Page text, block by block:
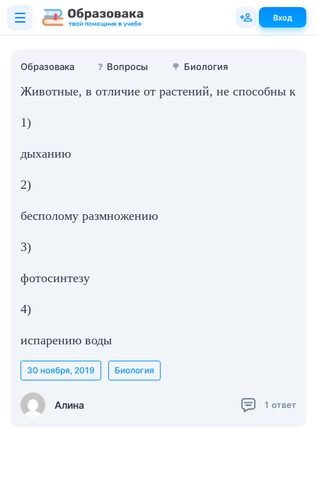
Образовака ❓ Вопросы 🌳 Биология
Животные, в отличие от растений, не способны к
1)
дыханию
2)
бесполому размножению
3)
фотосинтезу
4)
испарению воды
Алина
30 ноября, 2019 Биология
1 ответ
Вход